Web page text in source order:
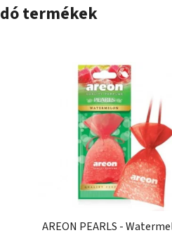
termékek
AREON PEARLS -